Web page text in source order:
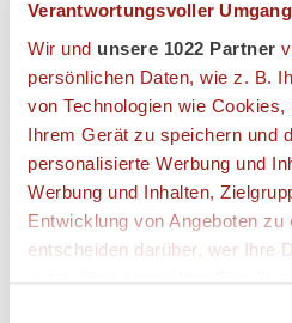
Verantwortungsvoller
Wir und unsere 1022 Partner
persönlichen Daten, wie z. B.
von Technologien wie
Ihrem Gerät zu speichern und
personalisierte Werbung und
Werbung und Inhalten,
Entwicklung von Angeboten zu
entscheiden darüber, wer Ihre
Number of tables:
List of Accepted payments:
AMENITIES
Non smoking area, Wheelchair